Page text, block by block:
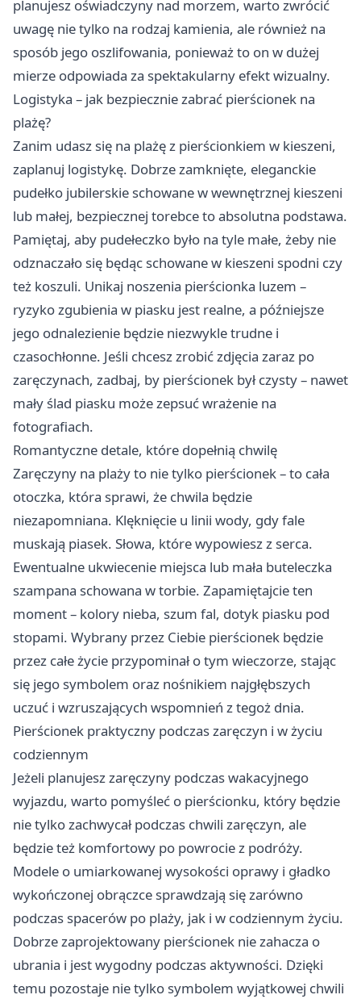
planujesz oświadczyny nad morzem, warto zwrócić
uwagę nie tylko na rodzaj kamienia, ale również na
sposób jego oszlifowania, ponieważ to on w dużej
mierze odpowiada za spektakularny efekt wizualny.
Logistyka – jak bezpiecznie zabrać pierścionek na
plażę?
Zanim udasz się na plażę z pierścionkiem w kieszeni,
zaplanuj logistykę. Dobrze zamknięte, eleganckie
pudełko jubilerskie schowane w wewnętrznej kieszeni
lub małej, bezpiecznej torebce to absolutna podstawa.
Pamiętaj, aby pudełeczko było na tyle małe, żeby nie
odznaczało się będąc schowane w kieszeni spodni czy
też koszuli. Unikaj noszenia pierścionka luzem –
ryzyko zgubienia w piasku jest realne, a późniejsze
jego odnalezienie będzie niezwykle trudne i
czasochłonne. Jeśli chcesz zrobić zdjęcia zaraz po
zaręczynach, zadbaj, by pierścionek był czysty – nawet
mały ślad piasku może zepsuć wrażenie na
fotografiach.
Romantyczne detale, które dopełnią chwilę
Zaręczyny na plaży to nie tylko pierścionek – to cała
otoczka, która sprawi, że chwila będzie
niezapomniana. Klęknięcie u linii wody, gdy fale
muskają piasek. Słowa, które wypowiesz z serca.
Ewentualne ukwiecenie miejsca lub mała buteleczka
szampana schowana w torbie. Zapamiętajcie ten
moment – kolory nieba, szum fal, dotyk piasku pod
stopami. Wybrany przez Ciebie pierścionek będzie
przez całe życie przypominał o tym wieczorze, stając
się jego symbolem oraz nośnikiem najgłębszych
uczuć i wzruszających wspomnień z tegoż dnia.
Pierścionek praktyczny podczas zaręczyn i w życiu
codziennym
Jeżeli planujesz zaręczyny podczas wakacyjnego
wyjazdu, warto pomyśleć o pierścionku, który będzie
nie tylko zachwycał podczas chwili zaręczyn, ale
będzie też komfortowy po powrocie z podróży.
Modele o umiarkowanej wysokości oprawy i gładko
wykończonej obrączce sprawdzają się zarówno
podczas spacerów po plaży, jak i w codziennym życiu.
Dobrze zaprojektowany pierścionek nie zahacza o
ubrania i jest wygodny podczas aktywności. Dzięki
temu pozostaje nie tylko symbolem wyjątkowej chwili